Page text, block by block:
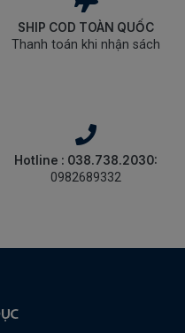
SHIP COD TOÀN QUỐC
Thanh toán khi nhận sách
Hotline : 038.738.2030:
0982689332